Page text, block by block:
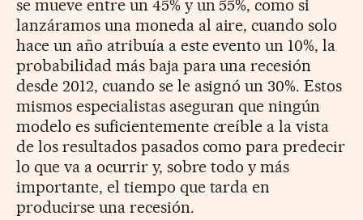
se mueve entre un 45% y un 55%, como si
lanzáramos una moneda al aire, cuando solo
hace un año atribuía a este evento un 10%, la
probabilidad más baja para una recesión
desde 2012, cuando se le asignó un 30%. Estos
mismos especialistas aseguran que ningún
modelo es suficientemente creíble a la vista
de los resultados pasados como para predecir
lo que va a ocurrir y, sobre todo y más
importante, el tiempo que tarda en
producirse una recesión.